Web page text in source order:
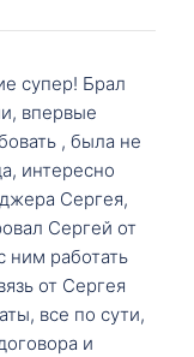
супер! Брал
впервые
, была не
интересно
Сергея,
Сергей от
ним работать
от Сергея
все по сути,
и